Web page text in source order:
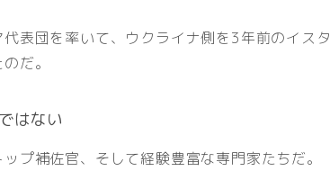
表団を率いて、ウクライナ側を3年前のイスタ
だ。
はない
プ補佐官、そして経験豊富な専門家たちだ。